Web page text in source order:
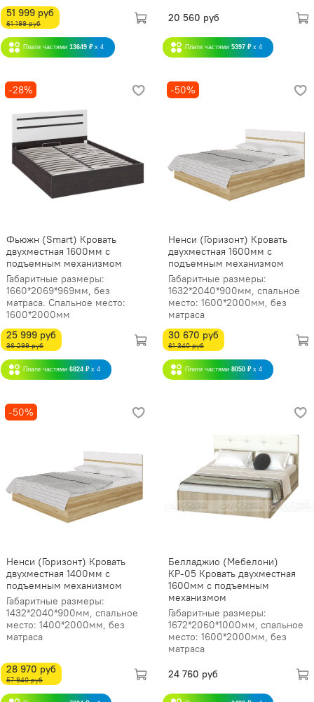
51 999 руб
61 199 руб
Плати частями 13649 ₽ x 4
20 560 руб
Плати частями 5397 ₽ x 4
-28%
Фьюжн (Smart) Кровать
двухместная 1600мм с
подъемным механизмом
Габаритные размеры:
1660*2069*969мм, без
матраса. Спальное место:
1600*2000мм
25 999 руб
36 299 руб
Плати частями 6824 ₽ x 4
-50%
Ненси (Горизонт) Кровать
двухместная 1600мм с
подъемным механизмом
Габаритные размеры:
1632*2040*900мм, спальное
место: 1600*2000мм, без
матраса
30 670 руб
61 340 руб
Плати частями 8050 ₽ x 4
-50%
Ненси (Горизонт) Кровать
двухместная 1400мм с
подъемным механизмом
Габаритные размеры:
1432*2040*900мм, спальное
место: 1400*2000мм, без
матраса
28 970 руб
57 940 руб
Белладжио (Мебелони)
КР-05 Кровать двухместная
1600мм с подъемным
механизмом
Габаритные размеры:
1672*2060*1000мм, спальное
место: 1600*2000мм, без
матраса
24 760 руб